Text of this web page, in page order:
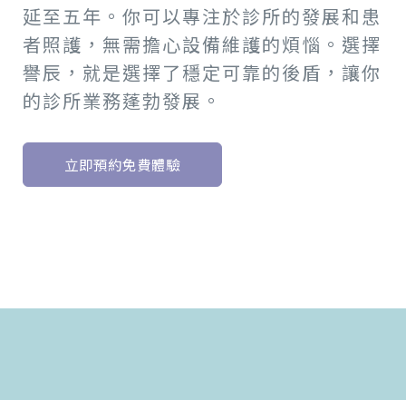
延至五年。你可以專注於診所的發展和患
者照護，無需擔心設備維護的煩惱。選擇
譽辰，就是選擇了穩定可靠的後盾，讓你
的診所業務蓬勃發展。
立即預約免費體驗